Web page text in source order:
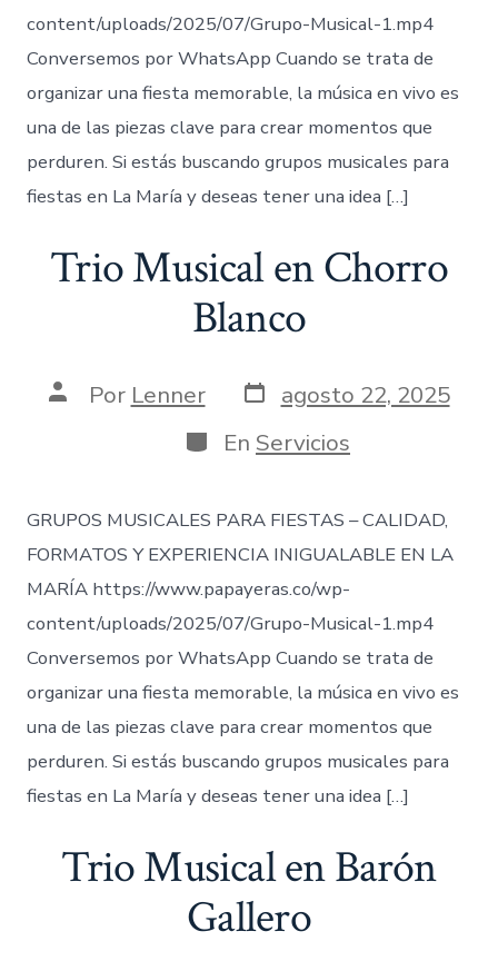
content/uploads/2025/07/Grupo-Musical-1.mp4
Conversemos por WhatsApp Cuando se trata de
organizar una fiesta memorable, la música en vivo es
una de las piezas clave para crear momentos que
perduren. Si estás buscando grupos musicales para
fiestas en La María y deseas tener una idea […]
Trio Musical en Chorro
Blanco
AutorPor Lenner Fecha
de
publicación
agosto 22, 2025
Categorías
En Servicios
GRUPOS MUSICALES PARA FIESTAS – CALIDAD,
FORMATOS Y EXPERIENCIA INIGUALABLE EN LA
MARÍA https://www.papayeras.co/wp-
content/uploads/2025/07/Grupo-Musical-1.mp4
Conversemos por WhatsApp Cuando se trata de
organizar una fiesta memorable, la música en vivo es
una de las piezas clave para crear momentos que
perduren. Si estás buscando grupos musicales para
fiestas en La María y deseas tener una idea […]
Trio Musical en Barón
Gallero